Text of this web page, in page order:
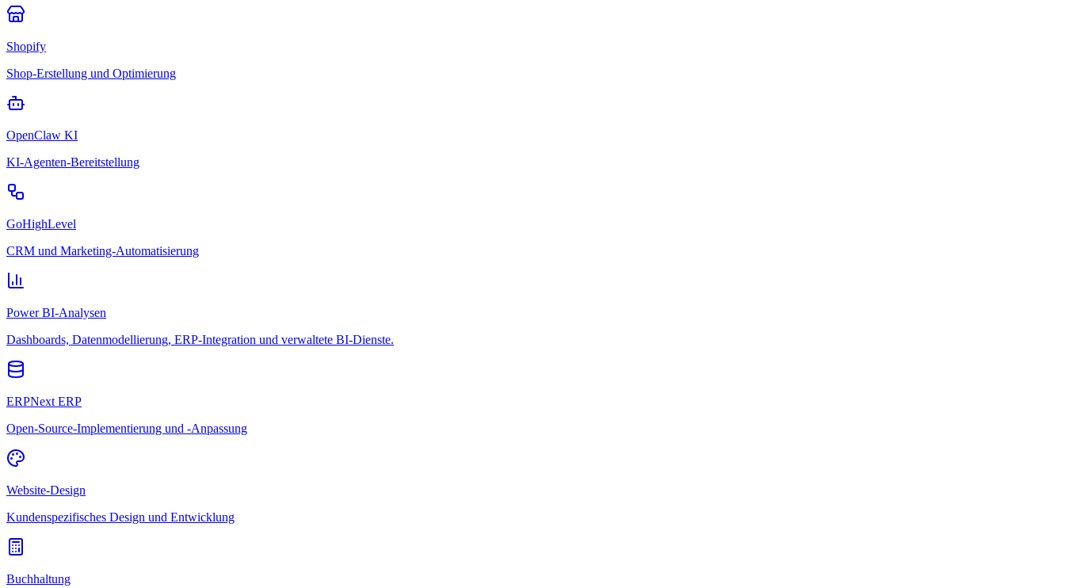
Shopify
Shop-Erstellung und Optimierung
OpenClaw KI
KI-Agenten-Bereitstellung
GoHighLevel
CRM und Marketing-Automatisierung
Power BI-Analysen
Dashboards, Datenmodellierung, ERP-Integration und verwaltete BI-Dienste.
ERPNext ERP
Open-Source-Implementierung und -Anpassung
Website-Design
Kundenspezifisches Design und Entwicklung
Buchhaltung